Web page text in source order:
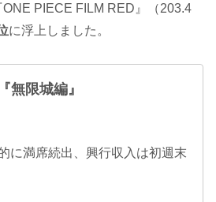
ONE PIECE FILM RED』（203.4
に浮上しました。
『無限城編』
に満席続出、興行収入は初週末